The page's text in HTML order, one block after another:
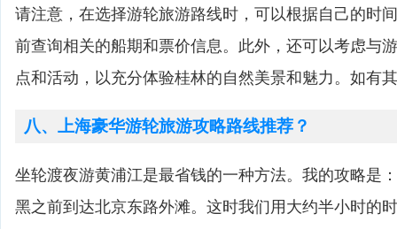
请注意，在选择游轮旅游路线时，可以根据自己的时
前查询相关的船期和票价信息。此外，还可以考虑与
点和活动，以充分体验桂林的自然美景和魅力。如有
八、上海豪华游轮旅游攻略路线推荐？
坐轮渡夜游黄浦江是最省钱的一种方法。我的攻略是
黑之前到达北京东路外滩。这时我们用大约半小时的